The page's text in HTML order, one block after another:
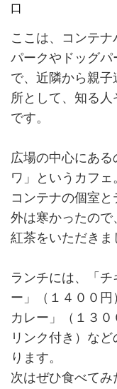
口
ここは、コンテ
パークやドッグパ
で、近隣から親
所として、知る
です。
広場の中心にあ
ワ」というカフェ
コンテナの個室と
外は寒かったので
紅茶をいただきま
ランチには、「
ー」（１４００
カレー」（１３
リンク付き）な
ります。
次はぜひ食べてみ